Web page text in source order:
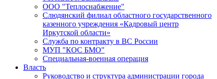
ООО "Теплоснабжение"
Слюдянский филиал областного государственного
казенного учреждения «Кадровый центр
Иркутской области»
Служба по контракту в ВС России
МУП "КОС БМО"
Специальная-военная операция
Власть
Руководство и структура администрации города